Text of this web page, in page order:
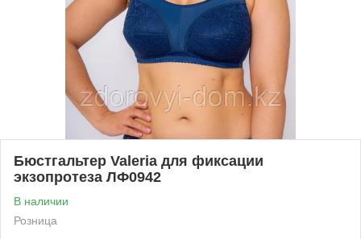
Бюстгальтер Valeria для фиксации
экзопротеза ЛФ0942
В наличии
Розница